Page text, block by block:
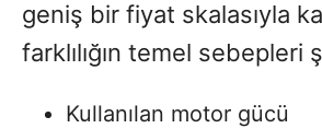
geniş bir fiyat skalasıyla
farklılığın temel sebepleri
Kullanılan motor gücü